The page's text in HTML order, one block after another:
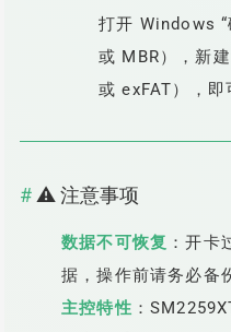
打开 Windows “
或 MBR），新
或 exFAT），即
⚠️ 注意事项
数据不可恢复 ：开卡
据，操作前请务必备
主控特性 ：